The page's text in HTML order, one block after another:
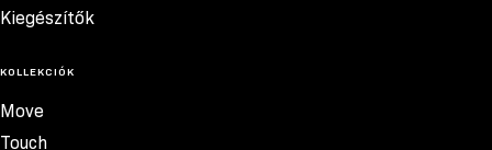
Kiegészítők
KOLLEKCIÓK
Move
Touch